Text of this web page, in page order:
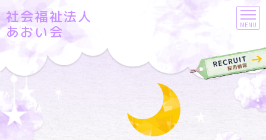
MENU
社会福祉法人
あおい会